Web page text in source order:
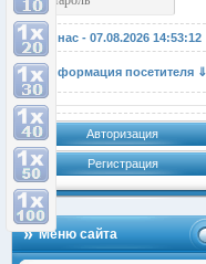
У нас - 07.08.2026 14:53:12
Информация посетителя ⇓
Авторизация
Регистрация
Меню сайта